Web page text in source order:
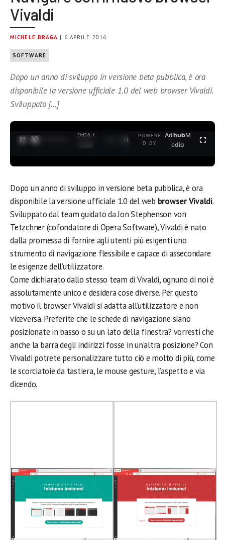
Vivaldi
MICHELE BRAGA | 6 APRILE 2016
SOFTWARE
Dopo un anno di sviluppo in versione beta pubblica, è ora
disponibile la versione ufficiale 1.0 del web browser Vivaldi.
Sviluppato […]
0:05 /
3:35
POWERE
D BY
AdhubM
edia
Dopo un anno di sviluppo in versione beta pubblica, è ora
disponibile la versione ufficiale 1.0 del web browser Vivaldi.
Sviluppato dal team guidato da Jon Stephenson von
Tetzchner (cofondatore di Opera Software), Vivaldi è nato
dalla promessa di fornire agli utenti più esigenti uno
strumento di navigazione flessibile e capace di assecondare
le esigenze dell’utilizzatore.
Come dichiarato dallo stesso team di Vivaldi, ognuno di noi è
assolutamente unico e desidera cose diverse. Per questo
motivo il browser Vivaldi si adatta all’utilizzatore e non
viceversa. Preferite che le schede di navigazione siano
posizionate in basso o su un lato della finestra? vorresti che
anche la barra degli indirizzi fosse in un’altra posizione? Con
Vivaldi potrete personalizzare tutto ciò e molto di più, come
le scorciatoie da tastiera, le mouse gesture, l’aspetto e via
dicendo.